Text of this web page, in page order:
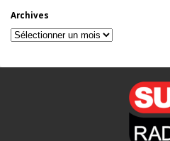
Archives
Archives